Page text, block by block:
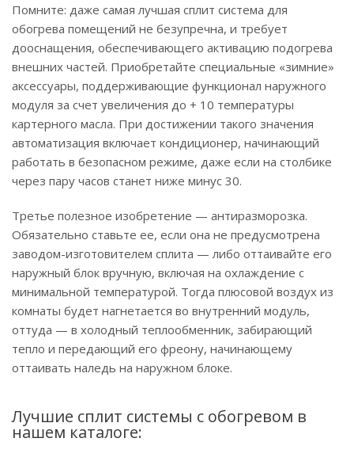
Помните: даже самая лучшая сплит система для
обогрева помещений не безупречна, и требует
дооснащения, обеспечивающего активацию подогрева
внешних частей. Приобретайте специальные «зимние»
аксессуары, поддерживающие функционал наружного
модуля за счет увеличения до + 10 температуры
картерного масла. При достижении такого значения
автоматизация включает кондиционер, начинающий
работать в безопасном режиме, даже если на столбике
через пару часов станет ниже минус 30.
Третье полезное изобретение — антиразморозка.
Обязательно ставьте ее, если она не предусмотрена
заводом-изготовителем сплита — либо оттаивайте его
наружный блок вручную, включая на охлаждение с
минимальной температурой. Тогда плюсовой воздух из
комнаты будет нагнетается во внутренний модуль,
оттуда — в холодный теплообменник, забирающий
тепло и передающий его фреону, начинающему
оттаивать наледь на наружном блоке.
Лучшие сплит системы с обогревом в
нашем каталоге: